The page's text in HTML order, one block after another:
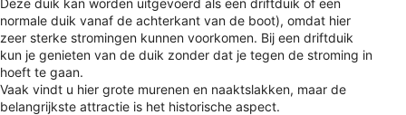
normale duik vanaf de achterkant van de boot), omdat hier
zeer sterke stromingen kunnen voorkomen. Bij een driftduik
kun je genieten van de duik zonder dat je tegen de stroming in
hoeft te gaan.
Vaak vindt u hier grote murenen en naaktslakken, maar de
belangrijkste attractie is het historische aspect.